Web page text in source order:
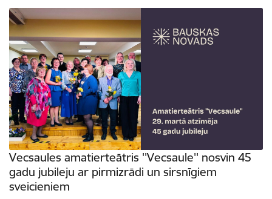
Vecsaules amatierteātris ''Vecsaule'' nosvin 45
gadu jubileju ar pirmizrādi un sirsnīgiem
sveicieniem